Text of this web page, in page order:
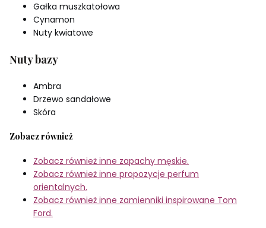
Gałka muszkatołowa
Cynamon
Nuty kwiatowe
Nuty bazy
Ambra
Drzewo sandałowe
Skóra
Zobacz również
Zobacz również inne zapachy męskie.
Zobacz również inne propozycje perfum
orientalnych.
Zobacz również inne zamienniki inspirowane Tom
Ford.